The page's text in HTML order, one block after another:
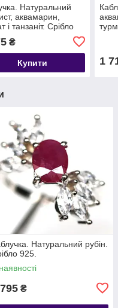
Натуральний
аквамарин,
і танзаніт. Срібло
₴
Купити 1
Натуральний рубін.
925.
₴